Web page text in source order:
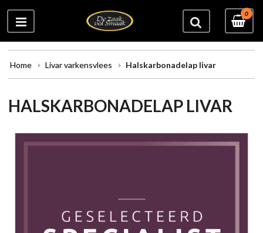
0
Home Livar varkensvlees Halskarbonadelap livar
HALSKARBONADELAP LIVAR